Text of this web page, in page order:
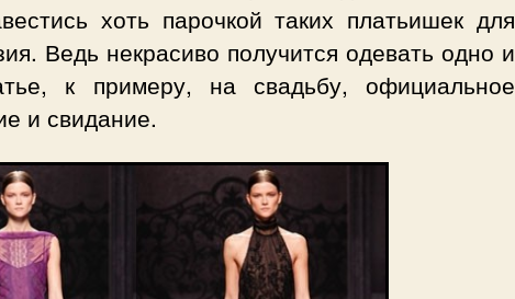
хоть парочкой таких платьишек для
Ведь некрасиво получится одевать одно и
к примеру, на свадьбу, официальное
и свидание.